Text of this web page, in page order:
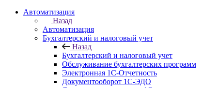
Автоматизация
Назад
Автоматизация
Бухгалтерский и налоговый учет
Назад
Бухгалтерский и налоговый учет
Обслуживание бухгалтерских программ
Электронная 1С-Отчетность
Документооборот 1С-ЭДО